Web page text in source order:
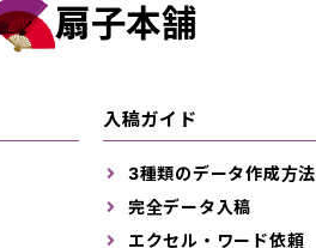
扇子本舗
入稿ガイド
3種類のデータ作成方法
完全データ入稿
エクセル・ワード依頼